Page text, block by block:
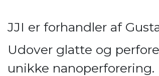
JJI er forhandler af
Udover glatte og
unikke